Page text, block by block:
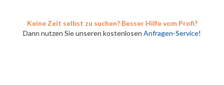
Keine Zeit selbst zu suchen? Besser Hilfe vom Profi?
Dann nutzen Sie unseren kostenlosen Anfragen-Service!